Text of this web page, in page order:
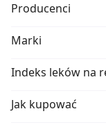
Producenci
Marki
Indeks leków na
Jak kupować